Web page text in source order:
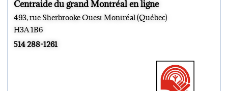
Centraide du grand Montréal en ligne
493, rue Sherbrooke Ouest Montréal (Québec)
H3A 1B6
514 288-1261